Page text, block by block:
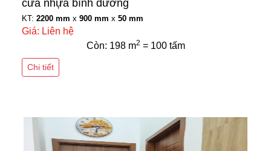
cửa nhựa bình dương
KT: 2200 mm x 900 mm x 50 mm
Giá: Liên hệ
Còn: 198 m2 = 100 tấm
Chi tiết